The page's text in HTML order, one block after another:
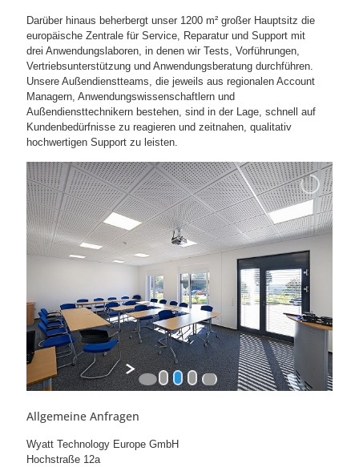
Darüber hinaus beherbergt unser 1200 m² großer Hauptsitz die
europäische Zentrale für Service, Reparatur und Support mit
drei Anwendungslaboren, in denen wir Tests, Vorführungen,
Vertriebsunterstützung und Anwendungsberatung durchführen.
Unsere Außendienstteams, die jeweils aus regionalen Account
Managern, Anwendungswissenschaftlern und
Außendiensttechnikern bestehen, sind in der Lage, schnell auf
Kundenbedürfnisse zu reagieren und zeitnahen, qualitativ
hochwertigen Support zu leisten.
Allgemeine Anfragen
Wyatt Technology Europe GmbH
Hochstraße 12a